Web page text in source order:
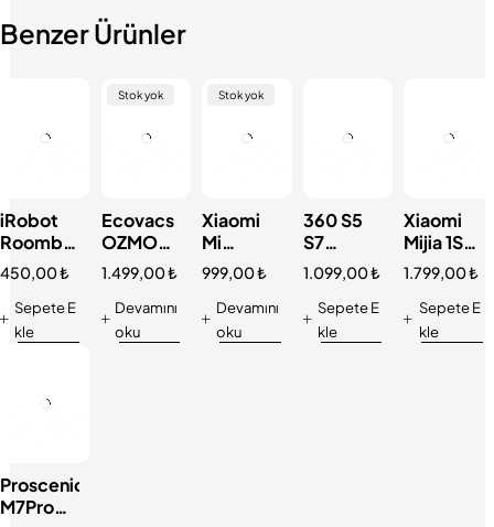
Benzer Ürünler
iRobot
Roomba
Filtre
Yuvası
450,00₺
Sepete E
kle
Stok yok
Ecovacs
OZMO
610 901
902
batarya
1.499,00₺
Devamını
oku
Stok yok
Xiaomi
Mi
Vacuum
Mop 1C
2600mA
Pil
999,00₺
Devamını
oku
360 S5
S7
Orijinal
Kapasite
Pil
Batarya
1.099,00₺
Sepete E
kle
Xiaomi
Mijia 1S
Pil
Batarya
1.799,00₺
Sepete E
kle
Proscenic
M7Pro